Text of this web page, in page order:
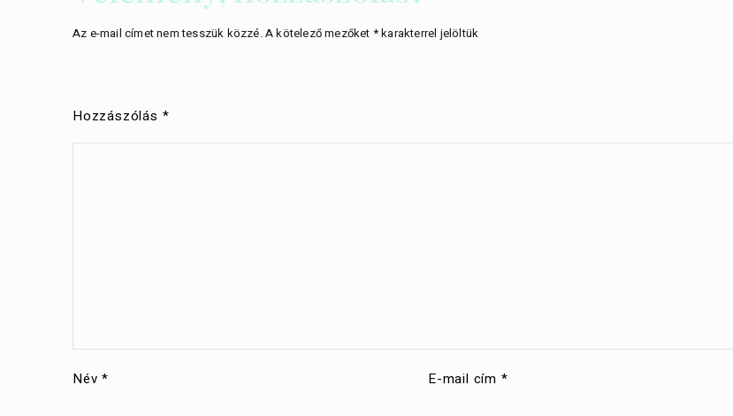
Az e-mail címet nem tesszük közzé.A kötelező mezőket *karakterrel jelöltük
Hozzászólás *
Név* E-mail cím *